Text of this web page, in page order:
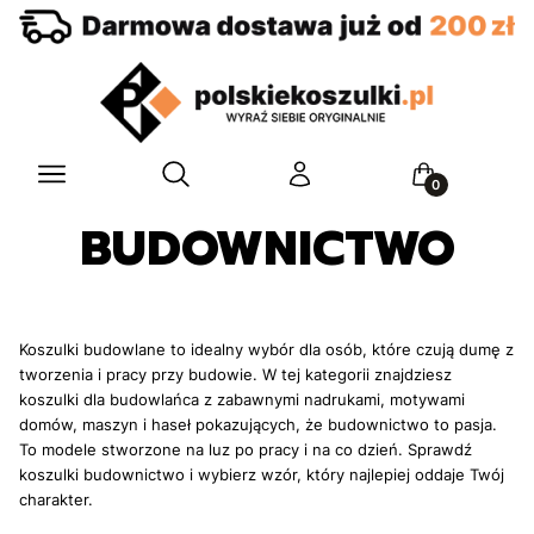
Menu Otwórz wyszukiwarkę
Szukaj Zaloguj się Koszyk
BUDOWNICTWO
Koszulki budowlane to idealny wybór dla osób, które czują dumę z
tworzenia i pracy przy budowie. W tej kategorii znajdziesz
koszulki dla budowlańca z zabawnymi nadrukami, motywami
domów, maszyn i haseł pokazujących, że budownictwo to pasja.
To modele stworzone na luz po pracy i na co dzień. Sprawdź
koszulki budownictwo i wybierz wzór, który najlepiej oddaje Twój
charakter.